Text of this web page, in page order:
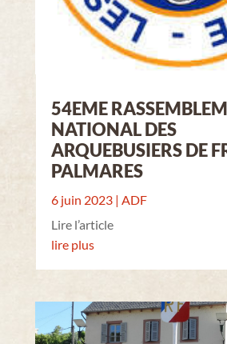
54EME
NATIONAL DES
ARQUEBUSIERS DE
PALMARES
6 juin 2023| ADF
Lire l’article
lire plus